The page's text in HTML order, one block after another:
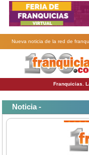
Nueva noticia de la red de
Franquicias.
Noticia -